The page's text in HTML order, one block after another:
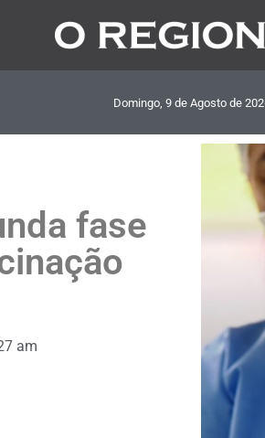
Domingo, 9 de Agosto de
fase
am